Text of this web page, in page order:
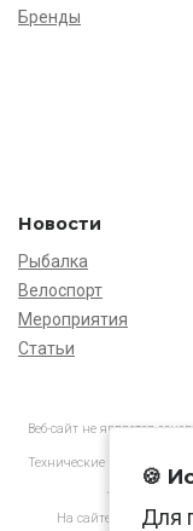
Бренды
Новости
Рыбалка
Велоспорт
Мероприятия
Статьи
Веб-сайт не является
Технические
АО
На сайте
🍪
Для